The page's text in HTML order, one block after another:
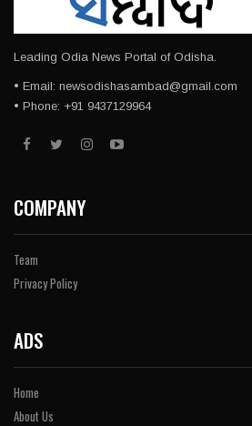
Leading Odia News Portal of Odisha.
• Email: newsodishasambad@gmail.com
• Phone: +91 9437129964
COMPANY
Team
Privacy Policy
ADS
Home
About Us